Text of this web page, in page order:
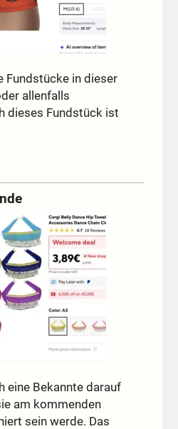
Fundstücke in dieser
allenfalls
dieses Fundstück ist
eine Bekannte darauf
am kommenden
sein werde. Das